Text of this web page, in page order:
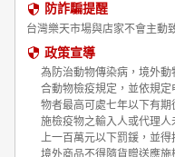
防詐騙提醒
台灣樂天市場與店家不會主動
政策宣導
為防治動物傳染病，境外
合動物檢疫規定，並依規
物者最高可處七年以下有
施檢疫物之輸入人或代理
上一百萬元以下罰鍰，並得
境外商品不得隨貨贈送應施